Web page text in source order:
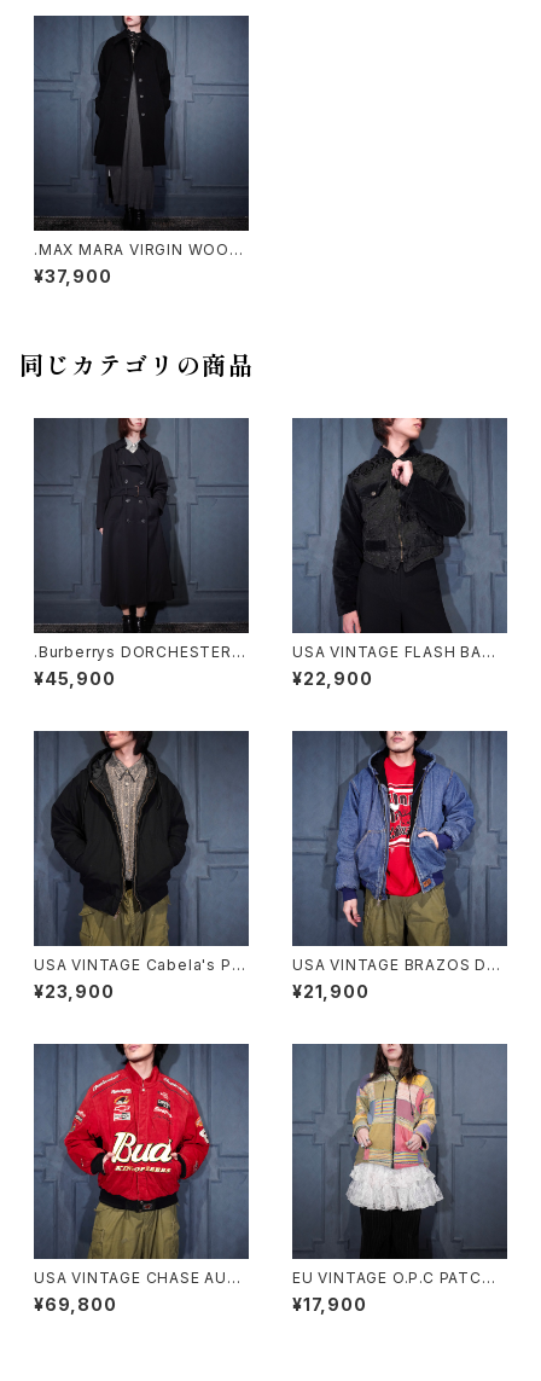
.MAX MARA VIRGIN WOOL
OVER COAT/マックスマーラバ
ージンウールオーバーコート 20
¥37,900
同じカテゴリの商品
.Burberrys DORCHESTER B
URELLA WOOL BELTED TR
ENCH COAT MADE IN ENGL
75402
¥45,900
USA VINTAGE FLASH BACK
SHORT LENGTH EMBROID
ERY VELOUR SWITCHED D
替デザインジップブルゾン
¥22,900
USA VINTAGE Cabela's PA
DING DESIGN HOODIE ZIP
UP DUCK BLOUSON/アメリ
¥23,900
USA VINTAGE BRAZOS DE
NIM HOODIE ZIP UP BLOU
SON/アメリカ古着デニムフーデ
¥21,900
USA VINTAGE CHASE AUT
HENTICS JH DESIGN GROU
P JEFF HAMILTON BUDWEI
¥69,800
EU VINTAGE O.P.C PATCH
WORK DESIGN HOODIE BL
OUSON MADE IN NEPAL/ヨ
¥17,900